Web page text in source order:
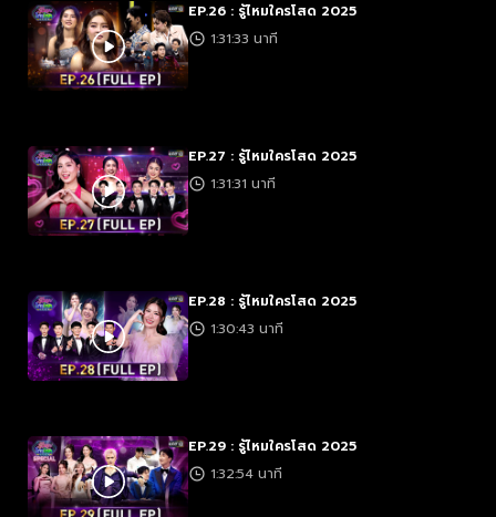
EP.26 : รู้ไหมใครโสด 2025
1:31:33 นาที
EP.27 : รู้ไหมใครโสด 2025
1:31:31 นาที
EP.28 : รู้ไหมใครโสด 2025
1:30:43 นาที
EP.29 : รู้ไหมใครโสด 2025
1:32:54 นาที